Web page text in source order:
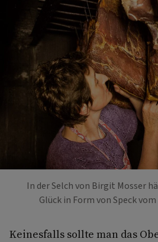
In der Selch von Birgit Mosser
Glück in Form von Speck
Keinesfalls sollte man das